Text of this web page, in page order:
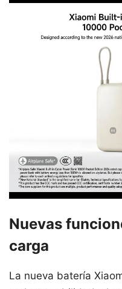
Nuevas
carga
La nueva batería